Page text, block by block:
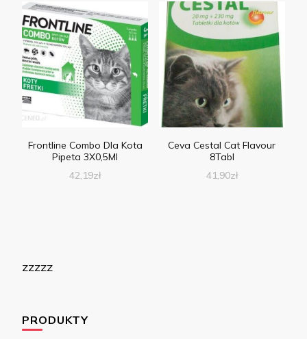
Frontline Combo Dla Kota
Pipeta 3X0,5Ml
42,19zł
Ceva Cestal Cat Flavour
8Tabl
41,90zł
zzzzz
PRODUKTY